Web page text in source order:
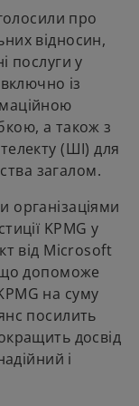
про
відносин,
послуги у
із
а також з
(ШІ) для
загалом.
організаціями
KPMG у
від Microsoft
що допоможе
на суму
посилить
досвід
і